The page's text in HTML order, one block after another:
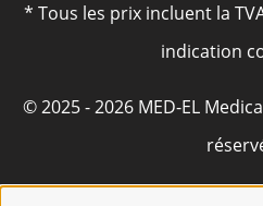
* Tous les prix incluent la
indication
© 2025 - 2026 MED-EL